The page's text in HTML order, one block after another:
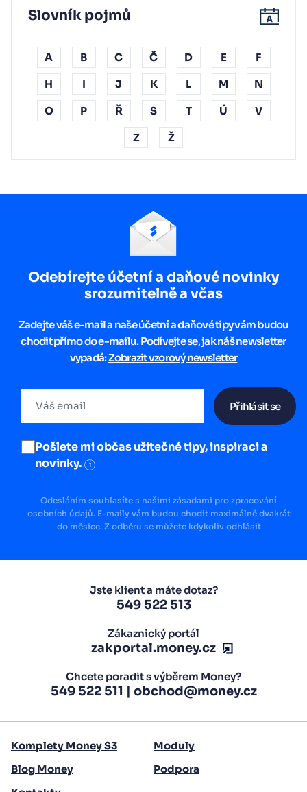
Slovník pojmů
A B C Č D E F
H I J K L M N
O P Ř S T Ú V
Z Ž
Odebírejte účetní a daňové novinky
srozumitelně a včas
Zadejte váš e-mail a naše účetní a daňové tipy vám budou
chodit přímo do e-mailu. Podívejte se, jak náš newsletter
vypadá:Zobrazit vzorový newsletter
Přihlásit se
Pošlete mi občas užitečné tipy, inspiraci a
novinky.
i
Odesláním souhlasíte s našimi zásadami pro zpracování
osobních údajů. E-maily vám budou chodit maximálně dvakrát
do měsíce. Z odběru se můžete kdykoliv odhlásit
Jste klient a máte dotaz?
549 522 513
Zákaznický portál
zakportal.money.cz
Chcete poradit s výběrem Money?
549 522 511 | obchod@money.cz
Komplety Money S3
Moduly
Blog Money
Podpora